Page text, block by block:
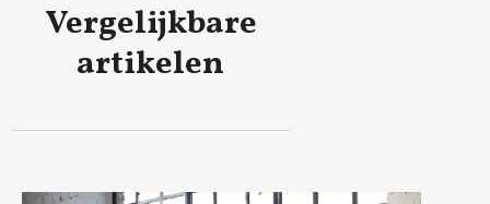
Vergelijkbare
artikelen